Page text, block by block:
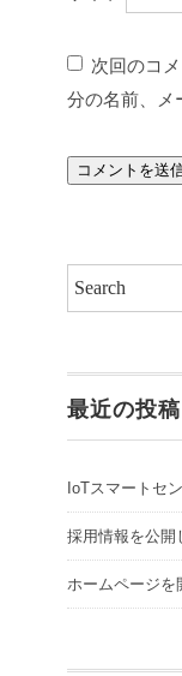
次回のコ
分の名前、メ
最近の投稿
IoTスマートセ
採用情報を公開
ホームページを